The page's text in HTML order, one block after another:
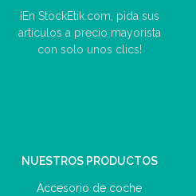
¡En StockEtik.com, pida sus
artículos a precio mayorista
con solo unos clics!
NUESTROS PRODUCTOS
Accesorio de coche